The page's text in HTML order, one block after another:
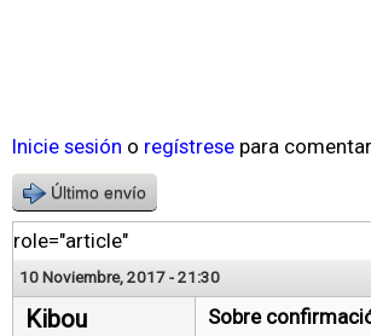
Inicie sesión o regístrese para comentar
Último envío
role="article"
10 Noviembre, 2017 - 21:30
Kibou
Sobre